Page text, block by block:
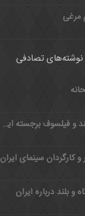
نوشته‌های تصادفی
زندگینامه ابوعلی سینا دانشمند و فیلسوف برجسته ایرانی
کارگردان سینمای ایران
و بلند درباره ایران